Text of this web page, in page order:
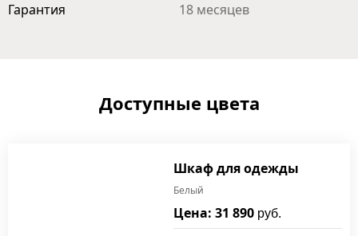
Гарантия 18 месяцев
Доступные цвета
Шкаф для одежды
Белый
Цена: 31 890 руб.